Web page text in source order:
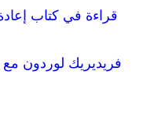
قراءة في كتاب
فريديريك لوردون مع